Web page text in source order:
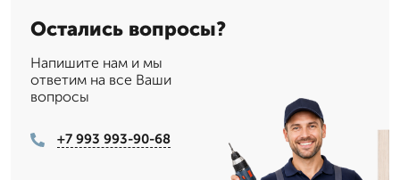
Остались вопросы?
Напишите нам и мы
ответим на все Ваши
вопросы
+7 993 993-90-68